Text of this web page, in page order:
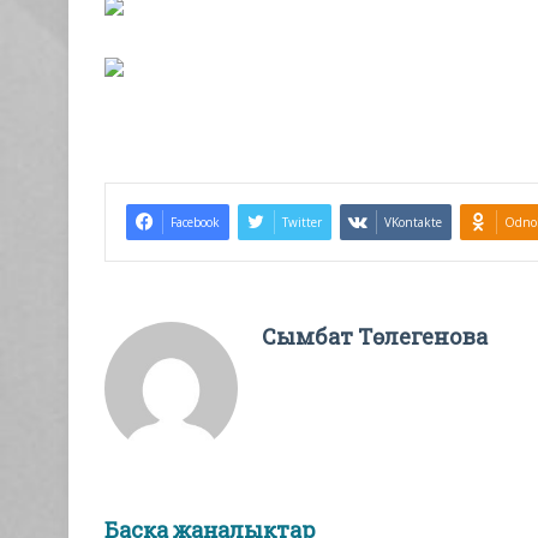
Facebook Twitter VKontakte
Сымбат Төлегенова
Басқа жаңалықтар